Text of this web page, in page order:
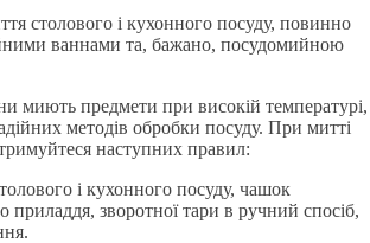
столового і кухонного посуду, повинно
ваннами та, бажано, посудомийною
миють предмети при високій температурі,
методів обробки посуду. При митті
наступних правил:
і кухонного посуду, чашок
приладдя, зворотної тари в ручний спосіб,